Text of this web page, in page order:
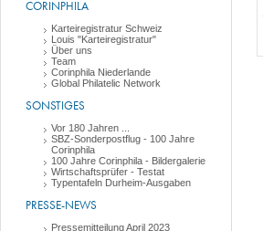
CORINPHILA
Karteiregistratur Schweiz
Louis "Karteiregistratur"
Über uns
Team
Corinphila Niederlande
Global Philatelic Network
SONSTIGES
Vor 180 Jahren ...
SBZ-Sonderpostflug - 100 Jahre
Corinphila
100 Jahre Corinphila - Bildergalerie
Wirtschaftsprüfer - Testat
Typentafeln Durheim-Ausgaben
PRESSE-NEWS
Pressemitteilung April 2023